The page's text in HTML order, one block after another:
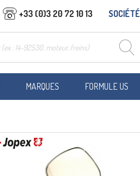
+33 (0)3 20 72 10 13 SOCIÉTÉ
MARQUES FORMULE US